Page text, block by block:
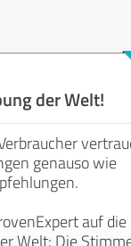
der Welt!
genauso wie
auf die
Welt: Die